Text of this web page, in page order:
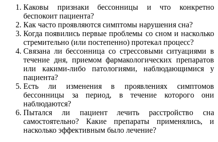
Каковы признаки бессонницы и что конкретно
беспокоит пациента?
Как часто проявляются симптомы нарушения сна?
Когда появились первые проблемы со сном и насколько
стремительно (или постепенно) протекал процесс?
Связана ли бессонница со стрессовыми ситуациями в
течение дня, приемом фармакологических препаратов
или какими-либо патологиями, наблюдающимися у
пациента?
Есть ли изменения в проявлениях симптомов
бессонницы за период, в течение которого они
наблюдаются?
Пытался ли пациент лечить расстройство сна
самостоятельно? Какие препараты применялись, и
насколько эффективным было лечение?